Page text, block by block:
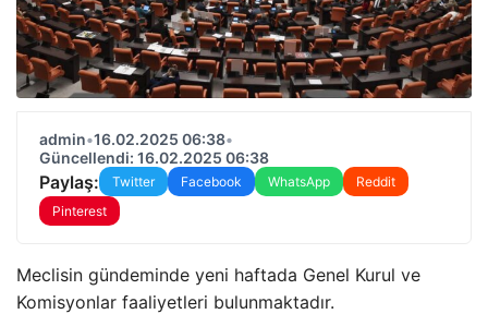
admin•16.02.2025 06:38•
Güncellendi: 16.02.2025 06:38
Paylaş: Twitter Facebook WhatsApp
Reddit
Pinterest
Meclisin gündeminde yeni haftada Genel Kurul ve
Komisyonlar faaliyetleri bulunmaktadır.